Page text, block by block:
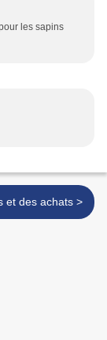
les sapins
Des soldes et des achats >